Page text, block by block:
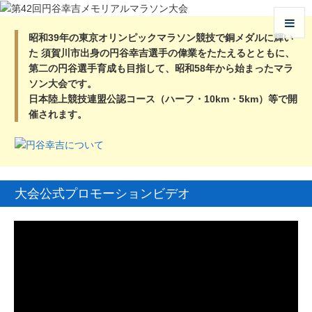
昭和39年の東京オリンピックマラソン競技で銅メダルに輝い
た 須賀川市出身の円谷幸吉選手の偉業をたたえるとともに、
第二の円谷選手育成も目指して、昭和58年から始まったマラ
ソン大会です。
日本陸上競技連盟公認コース（ハーフ・10km・5km）等で開
催されます。
大会公式プロモーションビデオ